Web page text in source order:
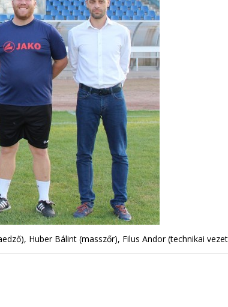
Huber Bálint (masszőr), Filus Andor (technikai